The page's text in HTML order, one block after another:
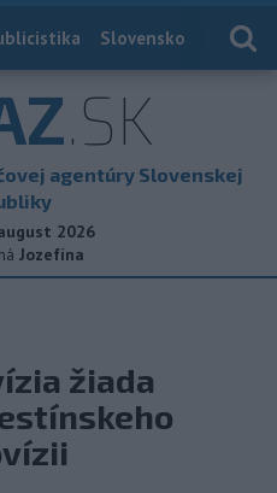
Slovensko
.SK
agentúry Slovenskej
2026
Jozefína
žiada